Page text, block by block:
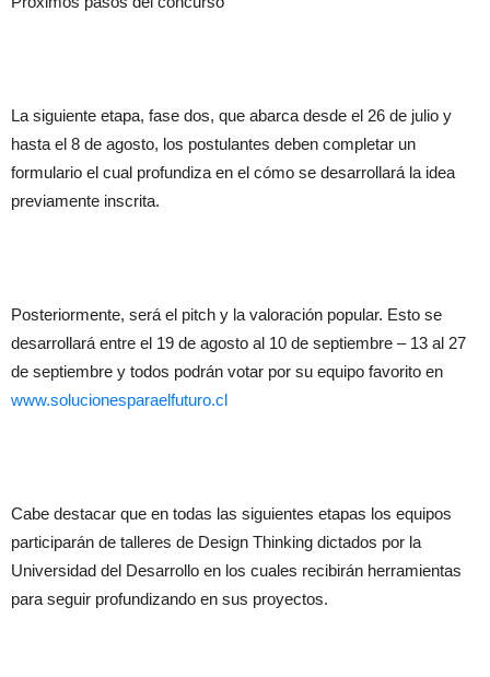
La siguiente etapa, fase dos, que abarca desde el 26 de julio y
hasta el 8 de agosto, los postulantes deben completar un
formulario el cual profundiza en el cómo se desarrollará la idea
previamente inscrita.
Posteriormente, será el pitch y la valoración popular. Esto se
desarrollará entre el 19 de agosto al 10 de septiembre – 13 al 27
de septiembre y todos podrán votar por su equipo favorito en
www.solucionesparaelfuturo.cl
Cabe destacar que en todas las siguientes etapas los equipos
participarán de talleres de Design Thinking dictados por la
Universidad del Desarrollo en los cuales recibirán herramientas
para seguir profundizando en sus proyectos.